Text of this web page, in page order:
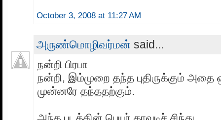
October 3, 2008 at 11:27 AM
அருண்மொழிவர்மன் said...
நன்றி பிரபா
நன்றி, இம்முறை தந்த புதிருக்கும் அதை
முன்னரே தந்ததற்கும்.